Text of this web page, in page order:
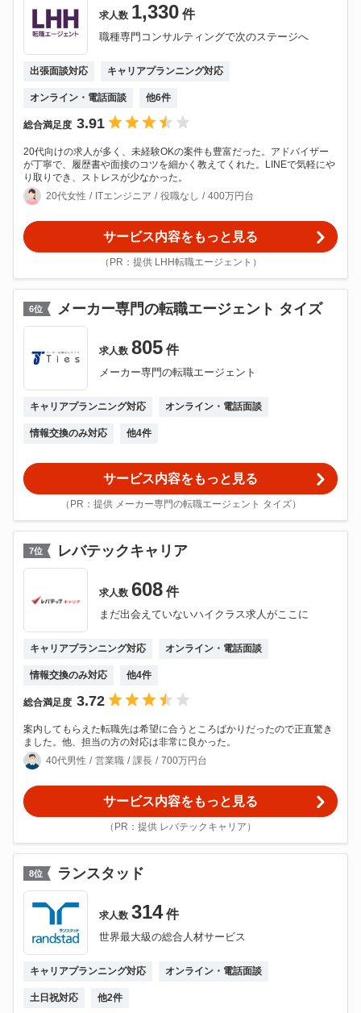
求人数 1,330 件
職種専門コンサルティングで次のステージへ
出張面談対応 キャリアプランニング対応
オンライン・電話面談 他6件
総合満足度 3.91
20代向けの求人が多く、未経験OKの案件も豊富だった。アドバイザー
が丁寧で、履歴書や面接のコツを細かく教えてくれた。LINEで気軽にや
り取りでき、ストレスが少なかった。
20代女性
ITエンジニア 役職なし 400万円台
サービス内容をもっと見る
（PR：提供 LHH転職エージェント）
6位 メーカー専門の転職エージェント タイズ
求人数 805 件
メーカー専門の転職エージェント
キャリアプランニング対応 オンライン・電話面談
情報交換のみ対応 他4件
サービス内容をもっと見る
（PR：提供 メーカー専門の転職エージェント タイズ）
7位 レバテックキャリア
求人数 608 件
まだ出会えていないハイクラス求人がここに
キャリアプランニング対応 オンライン・電話面談
情報交換のみ対応 他4件
総合満足度 3.72
案内してもらえた転職先は希望に合うところばかりだったので正直驚き
ました。他、担当の方の対応は非常に良かった。
40代男性
営業職 課長 700万円台
サービス内容をもっと見る
（PR：提供 レバテックキャリア）
8位 ランスタッド
求人数 314 件
世界最大級の総合人材サービス
キャリアプランニング対応 オンライン・電話面談
土日祝対応 他2件